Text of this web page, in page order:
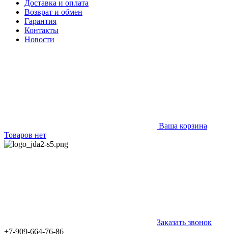
Доставка и оплата
Возврат и обмен
Гарантия
Контакты
Новости
Ваша корзина
Товаров нет
Заказать звонок
+7-909-664-76-86